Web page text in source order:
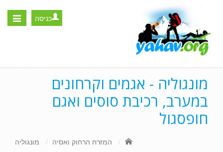
Toggle
כניסה
מונגוליה - אגמים וקרחונים
במערב, רכיבת סוסים ואגם
חופסגול
המזרח הרחוק ואסיה מונגוליה